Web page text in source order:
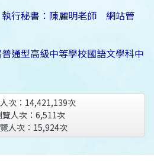
行秘書：陳麗明老師 網站管
通型高級中等學校國語文學科中
次： 14,421,139次
人次： 6,511次
人次： 15,924次